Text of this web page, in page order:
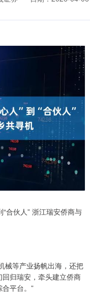
伙人” 浙江瑞安侨商与
等产业扬帆出海，还把
归瑞安，牵头建立侨商
平台。”